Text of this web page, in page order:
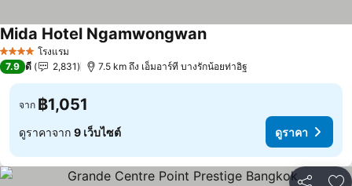
4 ดาว โรงแรม
Mida Hotel Ngamwongwanดูราคา
7.9 ดี 2,831 7.5 km ถึง เอ็มอาร์ที บางรักน้อยท่าอิฐ
จาก ฿1,051
ดูราคาจาก 9 เว็บไซต์ ดูราคา